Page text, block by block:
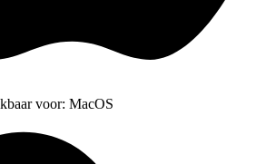
voor: MacOS